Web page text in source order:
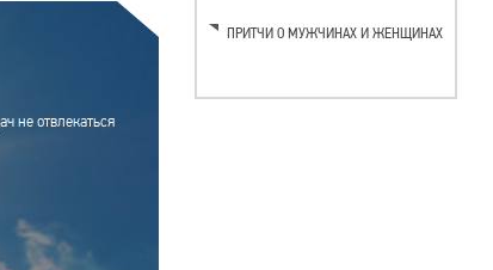
не отвлекаться
ПРИТЧИ О МУЖЧИНАХ И ЖЕНЩИНАХ